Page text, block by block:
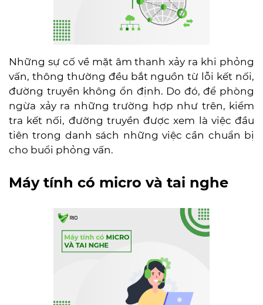
Những sự cố về mặt âm thanh xảy ra khi phỏng
vấn, thông thường đều bắt nguồn từ lỗi kết nối,
đường truyền không ổn định. Do đó, để phòng
ngừa xảy ra những trường hợp như trên, kiểm
tra kết nối, đường truyền được xem là việc đầu
tiên trong danh sách những việc cần chuẩn bị
cho buổi phỏng vấn.
Máy tính có micro và tai nghe